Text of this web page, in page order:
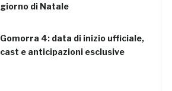
giorno di Natale
Gomorra 4: data di inizio ufficiale,
cast e anticipazioni esclusive